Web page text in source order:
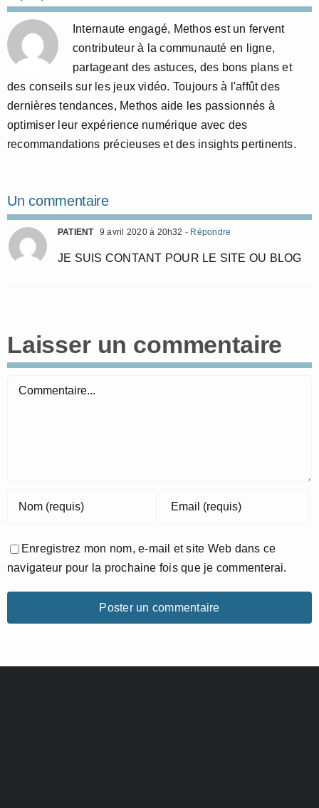
Internaute engagé, Methos est un fervent
contributeur à la communauté en ligne,
partageant des astuces, des bons plans et
des conseils sur les jeux vidéo. Toujours à l'affût des
dernières tendances, Methos aide les passionnés à
optimiser leur expérience numérique avec des
recommandations précieuses et des insights pertinents.
Un commentaire
PATIENT 9 avril 2020 à 20h32 - Répondre
JE SUIS CONTANT POUR LE SITE OU BLOG
Laisser un commentaire
Commentaire
Enregistrez mon nom, e-mail et site Web dans ce
navigateur pour la prochaine fois que je commenterai.